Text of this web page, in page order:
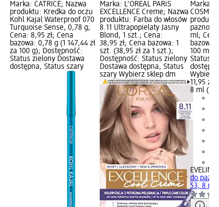
Marka: CATRICE; Nazwa
produktu: Kredka do oczu
Kohl Kajal Waterproof 070
Turquoise Sense, 0,78 g;
Cena: 8,95 zł; Cena
bazowa: 0,78 g (1 147,44 zł
za 100 g); Dostępność:
Status zielony Dostawa
dostępna, Status szary
Marka: L'ORÉAL PARiS
EXCELLENCE Creme; Nazwa
produktu: Farba do włosów
8.11 Ultrapopielaty Jasny
Blond, 1 szt.; Cena:
38,95 zł; Cena bazowa: 1
szt. (38,95 zł za 1 szt.);
Dostępność: Status zielony
Dostawa dostępna, Status
szary Wybierz sklep dm
Marka:
ml;
bazowa:
100 ml);
Status
Wybierz
11,95 zł
8 ml
EVELINE
do
53, 8 ml